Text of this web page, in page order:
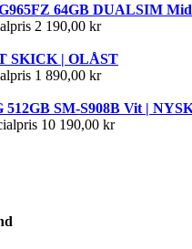
G965FZ 64GB DUALSIM
2 190,00 kr
SKICK | OLÅST
1 890,00 kr
512GB SM-S908B Vit |
10 190,00 kr